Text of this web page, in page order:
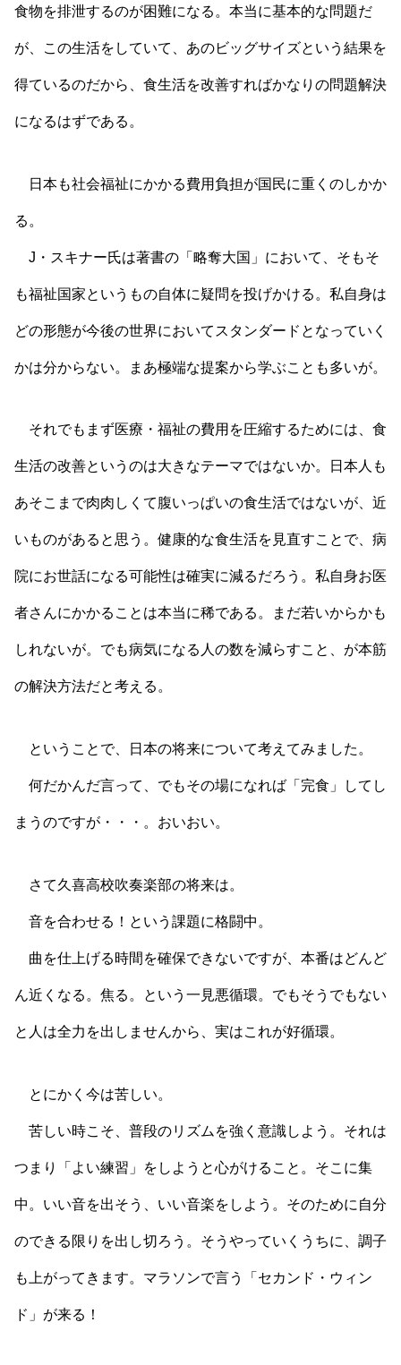
食物を排泄するのが困難になる。本当に基本的な問題だ
が、この生活をしていて、あのビッグサイズという結果を
得ているのだから、食生活を改善すればかなりの問題解決
になるはずである。
日本も社会福祉にかかる費用負担が国民に重くのしかか
る。
J・スキナー氏は著書の「略奪大国」において、そもそ
も福祉国家というもの自体に疑問を投げかける。私自身は
どの形態が今後の世界においてスタンダードとなっていく
かは分からない。まあ極端な提案から学ぶことも多いが。
それでもまず医療・福祉の費用を圧縮するためには、食
生活の改善というのは大きなテーマではないか。日本人も
あそこまで肉肉しくて腹いっぱいの食生活ではないが、近
いものがあると思う。健康的な食生活を見直すことで、病
院にお世話になる可能性は確実に減るだろう。私自身お医
者さんにかかることは本当に稀である。まだ若いからかも
しれないが。でも病気になる人の数を減らすこと、が本筋
の解決方法だと考える。
ということで、日本の将来について考えてみました。
何だかんだ言って、でもその場になれば「完食」してし
まうのですが・・・。おいおい。
さて久喜高校吹奏楽部の将来は。
音を合わせる！という課題に格闘中。
曲を仕上げる時間を確保できないですが、本番はどんど
ん近くなる。焦る。という一見悪循環。でもそうでもない
と人は全力を出しませんから、実はこれが好循環。
とにかく今は苦しい。
苦しい時こそ、普段のリズムを強く意識しよう。それは
つまり「よい練習」をしようと心がけること。そこに集
中。いい音を出そう、いい音楽をしよう。そのために自分
のできる限りを出し切ろう。そうやっていくうちに、調子
も上がってきます。マラソンで言う「セカンド・ウィン
ド」が来る！